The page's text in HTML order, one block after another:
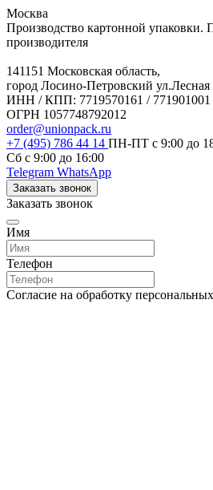
Москва
Производство картонной упаковки.
производителя
141151 Московская область,
город Лосино-Петровский ул.Лесная
ИНН / КПП: 7719570161 / 771901001
ОГРН 1057748792012
order@unionpack.ru
+7 (495) 786 44 14 ПН-ПТ с 9:00 до
Сб с 9:00 до 16:00
Telegram WhatsApp
Заказать звонок
Заказать звонок
Имя
Телефон
Согласие на обработку